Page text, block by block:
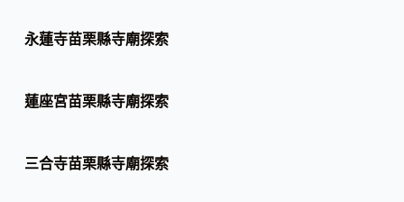
永蓮寺苗栗縣寺廟探索
蓮座宮苗栗縣寺廟探索
三合寺苗栗縣寺廟探索